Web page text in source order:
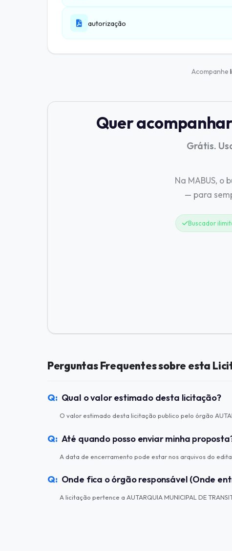
autorização
Acompanhe
Quer
Grátis.
Na MABUS, o
— para
Buscador
Perguntas Frequentes sobre esta
Qual o valor estimado desta licitação?
O valor estimado desta licitação publico pelo órgão
Até quando posso enviar minha
A data de encerramento pode estar nos arquivos do
Onde fica o órgão responsável (Onde
A licitação pertence a AUTARQUIA MUNICIPAL DE